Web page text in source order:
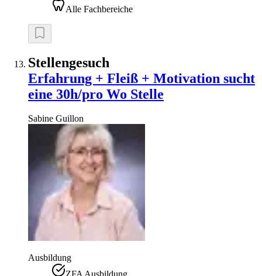
Alle Fachbereiche
Stellengesuch
Erfahrung + Fleiß + Motivation sucht
eine 30h/pro Wo Stelle
Sabine Guillon
Ausbildung